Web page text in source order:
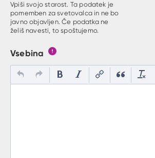
Vpiši svojo starost. Ta podatek je
pomemben za svetovalca in ne bo
javno objavljen. Če podatka ne
želiš navesti, to spoštujemo.
Vsebina